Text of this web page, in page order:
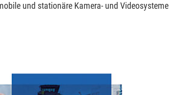
und stationäre Kamera- und Videosysteme